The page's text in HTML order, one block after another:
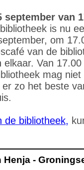
september van
is nu
om
van de
elkaar. Van
mag
zo het beste
de bibliotheek,
Henja -